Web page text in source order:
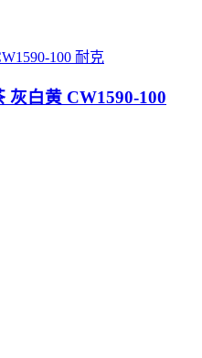
耐克
灰白黄 CW1590-100